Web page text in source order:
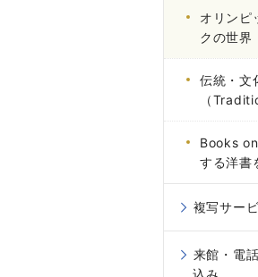
オリンピ
クの世界
伝統・文
（
Books
する洋書
複写サー
来館・電
込み